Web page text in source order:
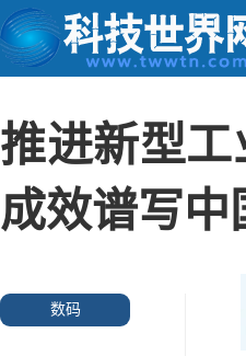
推进新型
成效谱写
数码